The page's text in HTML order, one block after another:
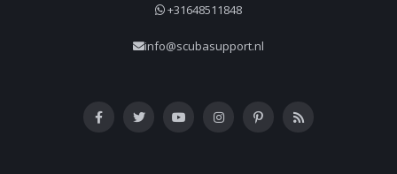
+31648511848
info@scubasupport.nl